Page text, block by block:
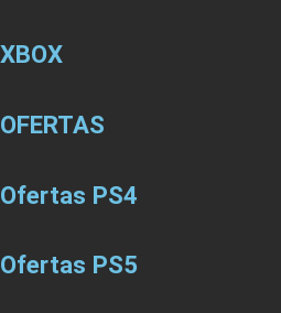
XBOX
OFERTAS
Ofertas PS4
Ofertas PS5